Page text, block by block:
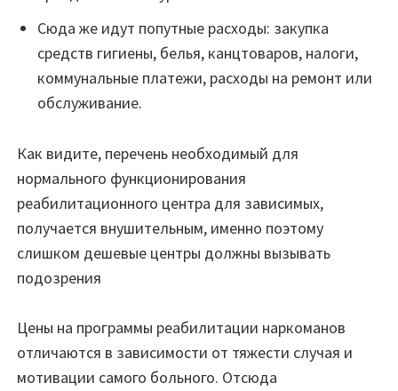
Сюда же идут попутные расходы: закупка
средств гигиены, белья, канцтоваров, налоги,
коммунальные платежи, расходы на ремонт или
обслуживание.
Как видите, перечень необходимый для
нормального функционирования
реабилитационного центра для зависимых,
получается внушительным, именно поэтому
слишком дешевые центры должны вызывать
подозрения
Цены на программы реабилитации наркоманов
отличаются в зависимости от тяжести случая и
мотивации самого больного. Отсюда